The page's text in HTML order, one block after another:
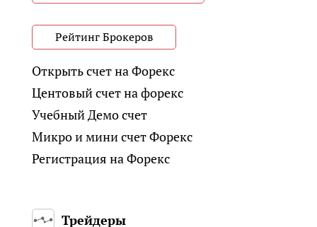
Рейтинг Брокеров
Открыть счет на Форекс
Центовый счет на форекс
Учебный Демо счет
Микро и мини счет Форекс
Регистрация на Форекс
Трейдеры